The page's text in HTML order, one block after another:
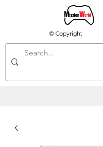
© Copyright